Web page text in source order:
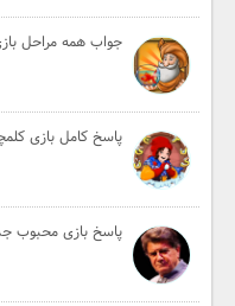
جواب همه مراحل
پاسخ کامل بازی
پاسخ بازی محبوب